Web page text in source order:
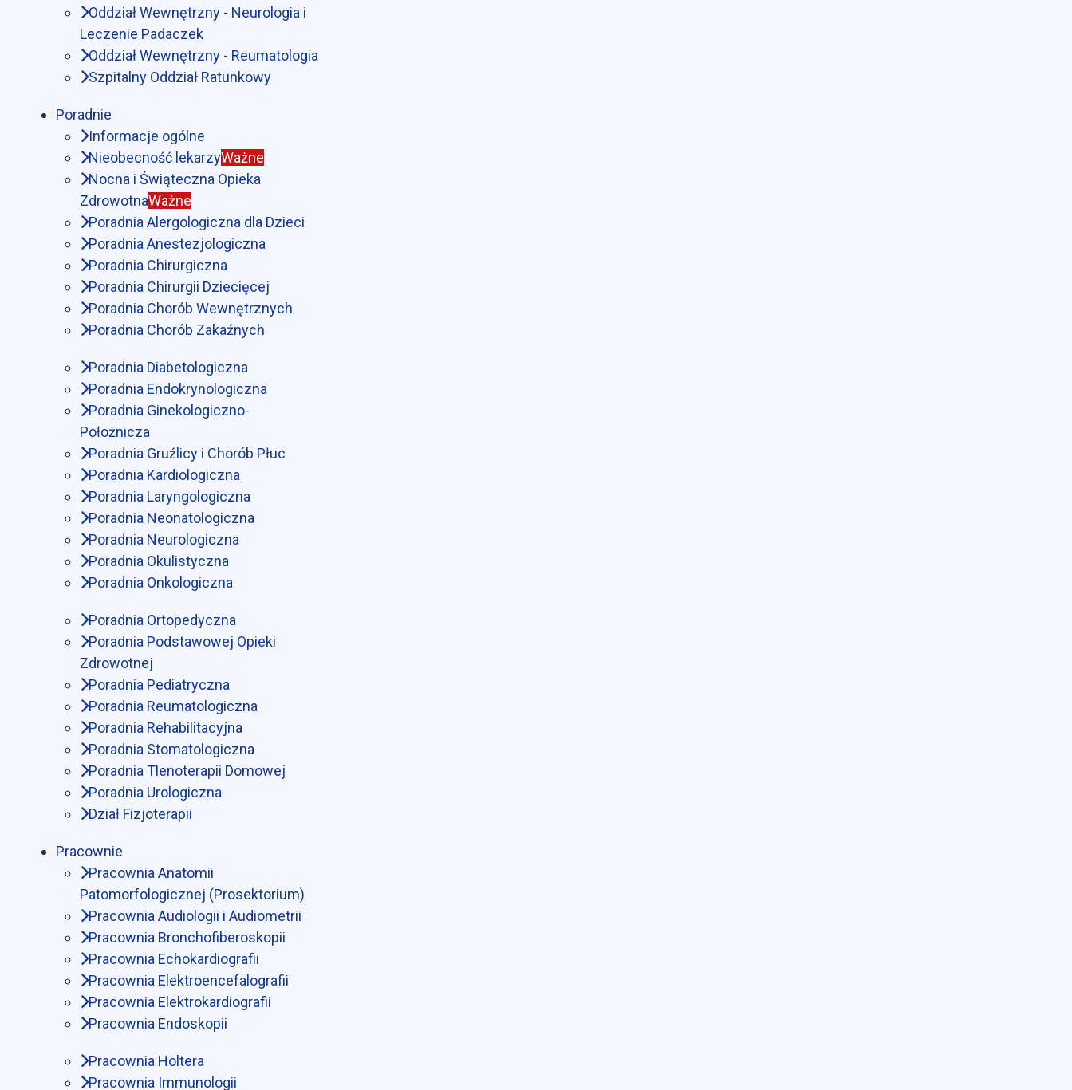
Oddział Wewnętrzny - Neurologia i
Leczenie Padaczek
Oddział Wewnętrzny - Reumatologia
Szpitalny Oddział Ratunkowy
Poradnie
Informacje ogólne
Nieobecność lekarzyWażne
Nocna i Świąteczna Opieka
ZdrowotnaWażne
Poradnia Alergologiczna dla Dzieci
Poradnia Anestezjologiczna
Poradnia Chirurgiczna
Poradnia Chirurgii Dziecięcej
Poradnia Chorób Wewnętrznych
Poradnia Chorób Zakaźnych
Poradnia Diabetologiczna
Poradnia Endokrynologiczna
Poradnia Ginekologiczno-
Położnicza
Poradnia Gruźlicy i Chorób Płuc
Poradnia Kardiologiczna
Poradnia Laryngologiczna
Poradnia Neonatologiczna
Poradnia Neurologiczna
Poradnia Okulistyczna
Poradnia Onkologiczna
Poradnia Ortopedyczna
Poradnia Podstawowej Opieki
Zdrowotnej
Poradnia Pediatryczna
Poradnia Reumatologiczna
Poradnia Rehabilitacyjna
Poradnia Stomatologiczna
Poradnia Tlenoterapii Domowej
Poradnia Urologiczna
Dział Fizjoterapii
Pracownie
Pracownia Anatomii
Patomorfologicznej (Prosektorium)
Pracownia Audiologii i Audiometrii
Pracownia Bronchofiberoskopii
Pracownia Echokardiografii
Pracownia Elektroencefalografii
Pracownia Elektrokardiografii
Pracownia Endoskopii
Pracownia Holtera
Pracownia Immunologii